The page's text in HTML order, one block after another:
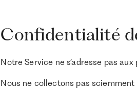
Confidentialité
Notre Service ne s’adresse pas
Nous ne collectons pas